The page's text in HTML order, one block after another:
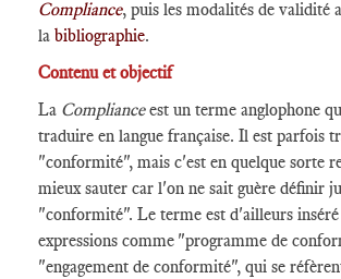
Compliance, puis les modalités de validité
la bibliographie.
Contenu et objectif
La Complianceest un terme anglophone
traduire en langue française. Il est parfois
"conformité", mais c'est en quelque sorte
mieux sauter car l'on ne sait guère définir
"conformité". Le terme est d'ailleurs inséré
expressions comme "programme de
"engagement de conformité", qui se